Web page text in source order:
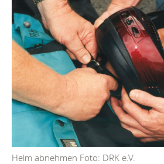
Helm abnehmen Foto: DRK e.V.